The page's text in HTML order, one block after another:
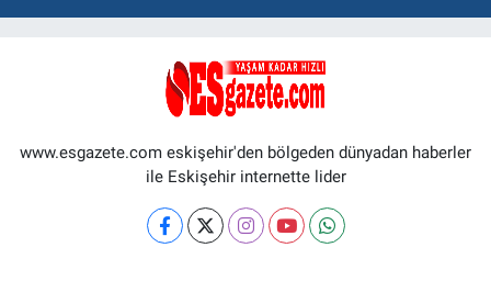
www.esgazete.com eskişehir'den bölgeden dünyadan haberler
ile Eskişehir internette lider